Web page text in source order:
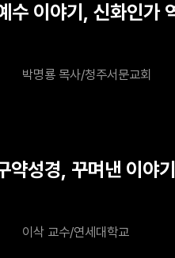
수 이야기, 신화인
박명룡 목사/청주서문교회
약성경, 꾸며낸 이야
이삭 교수/연세대학교